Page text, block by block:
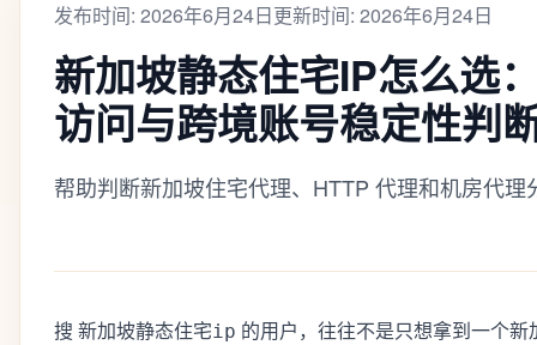
发布时间: 2026年6月24日更新时间: 2026年6月24日
新加坡静态住宅IP怎么选
访问与跨境账号稳定性判
帮助判断新加坡住宅代理、HTTP 代理和机房代理
搜 新加坡静态住宅ip 的用户，往往不是只想拿到一个